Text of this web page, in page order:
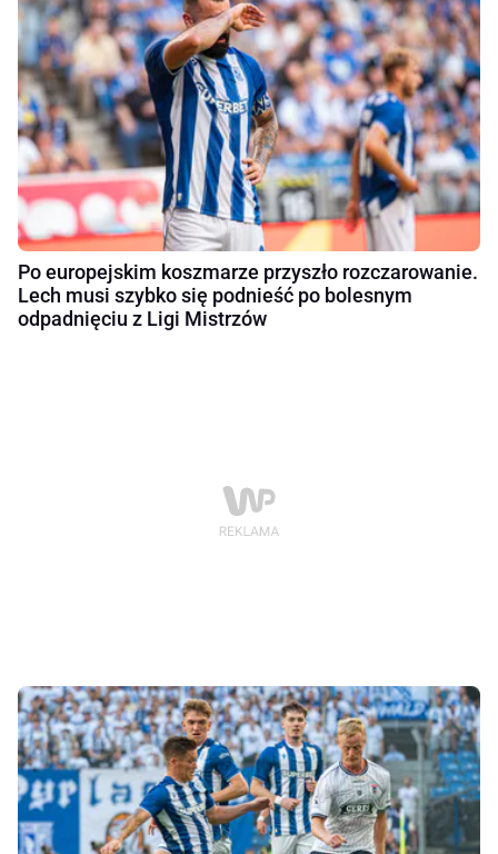
Po europejskim koszmarze przyszło rozczarowanie.
Lech musi szybko się podnieść po bolesnym
odpadnięciu z Ligi Mistrzów